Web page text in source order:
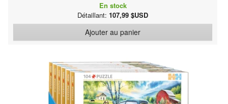
En stock
Détaillant: 107,99 $USD
Ajouter au panier